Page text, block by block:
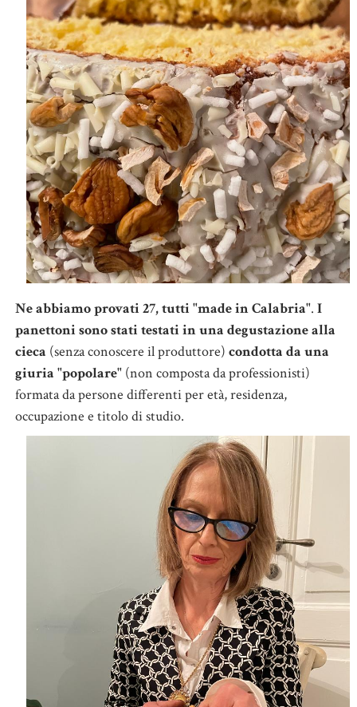
Ne abbiamo provati 27, tutti "made in Calabria". I
panettoni sono stati testati in una degustazione alla
cieca (senza conoscere il produttore) condotta da una
giuria "popolare"(non composta da professionisti)
formata da persone differenti per età, residenza,
occupazione e titolo di studio.